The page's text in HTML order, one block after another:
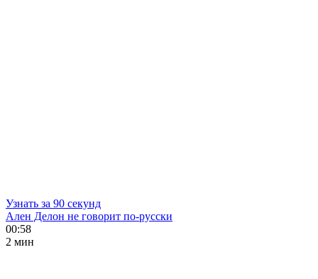
Узнать за 90 секунд
Ален Делон не говорит по-русски
00:58
2 мин